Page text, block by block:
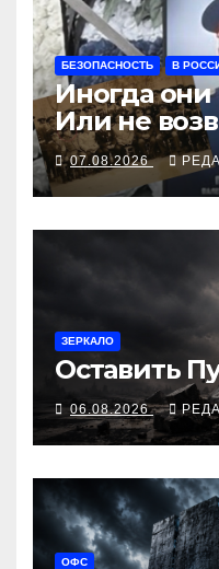
БЕЗОПАСНОСТЬ В
Иногда
Или не
07.08.2026
ЗЕРКАЛО
Оставить
06.08.2026
ОФС